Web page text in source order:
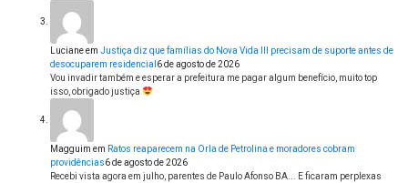
Lucianeem Justiça diz que famílias do Nova Vida III precisam de suporte antes de
desocuparem residencial 6 de agosto de 2026
Vou invadir também e esperar a prefeitura me pagar algum benefício, muito top
isso, obrigado justiça
Magguim em Ratos reaparecem na Orla de Petrolina e moradores cobram
providências6 de agosto de 2026
Recebi vista agora em julho, parentes de Paulo Afonso BA... E ficaram perplexas